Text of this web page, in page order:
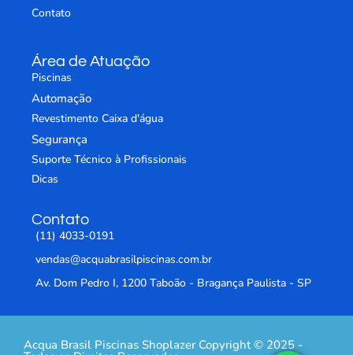
Contato
Área de Atuação
Piscinas
Automação
Revestimento Caixa d'água
Segurança
Suporte Técnico à Profissionais
Dicas
Contato
(11) 4033-0191
vendas@acquabrasilpiscinas.com.br
Av. Dom Pedro I, 1200 Taboão - Bragança Paulista - SP
Acqua Brasil Piscinas Shoplazer Copyright © 2025 -